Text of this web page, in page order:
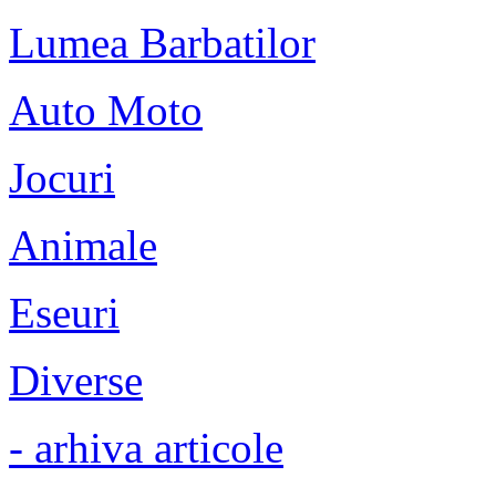
Lumea Barbatilor
Auto Moto
Jocuri
Animale
Eseuri
Diverse
- arhiva articole